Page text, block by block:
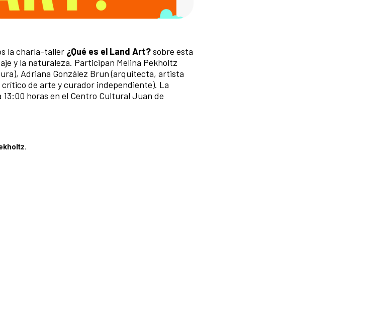
la charla-taller ¿Qué es el Land Art?sobre esta
y la naturaleza. Participan Melina Pekholtz
Adriana González Brun (arquitecta, artista
de arte y curador independiente). La
horas en el Centro Cultural Juan de